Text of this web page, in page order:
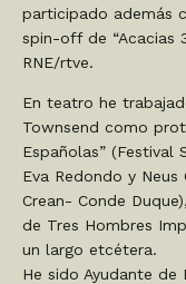
participado además
spin-off de “Acacias
RNE/rtve.
En teatro he
Townsend como
Españolas” (Festival
Eva Redondo y Neus
Crean- Conde
de Tres Hombres
un largo etcétera.
He sido Ayudante